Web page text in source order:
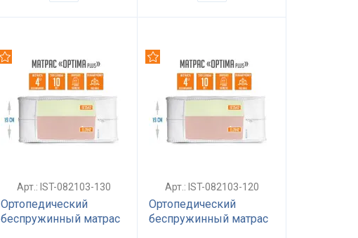
Арт.: IST-082103-130
Ортопедический
беспружинный матрас
Арт.: IST-082103-120
Ортопедический
беспружинный матрас